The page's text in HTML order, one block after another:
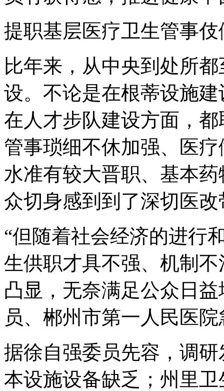
提职基层医疗卫生管事伎
比年来，从中央到处所
设。不论是在根蒂设施
在人才步队建设方面，
管事琐细不休加强、医
水准有较大晋职、基本
众切身感到到了深切医
“但随着社会经济的进行
生供职才具不强、机制
凸显，无奈满足公众日
员、郴州市第一人民医
据徐自强委员先容，调
本设施设备缺乏；州里